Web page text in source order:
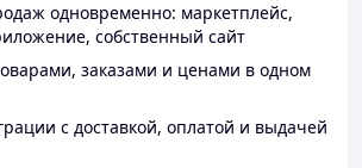
одновременно: маркетплейс,
собственный сайт
заказами и ценами в одном
с доставкой, оплатой и выдачей